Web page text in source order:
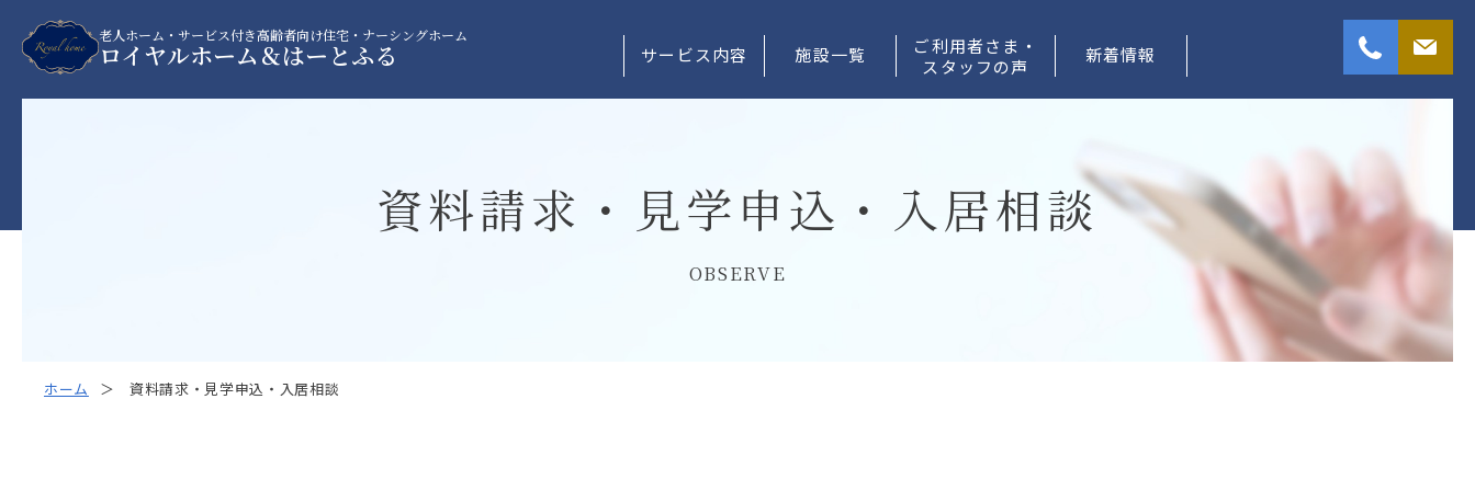
老人ホーム・サービス付き高齢者向け住宅・ナーシングホーム
ロイヤルホーム＆はーとふる サービス内容 施設一覧
ご利用者さま・
スタッフの声
新着情報
資料請求・見学申込・入居相談
OBSERVE
ホーム 資料請求・見学申込・入居相談